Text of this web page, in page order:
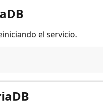
el servicio.